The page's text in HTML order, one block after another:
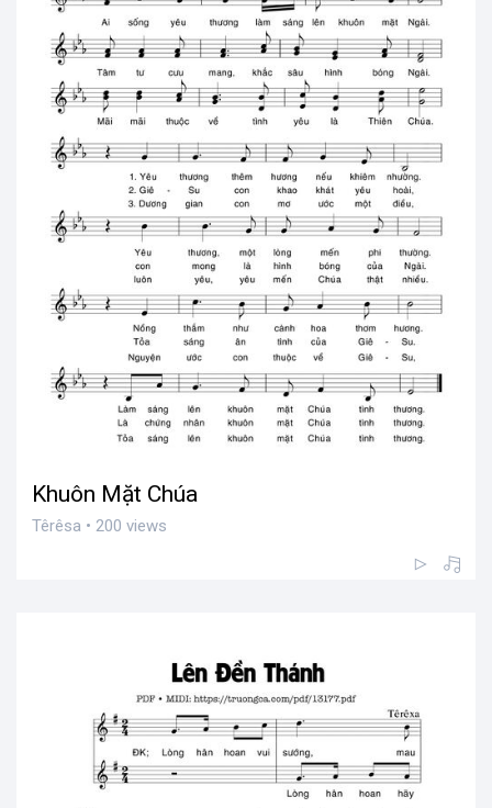
Khuôn Mặt Chúa
Têrêsa • 200 views